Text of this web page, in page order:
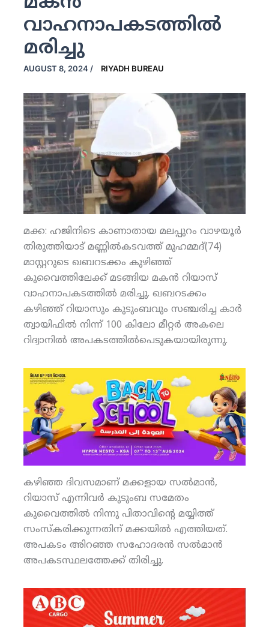
വാഹനാപകടത്തില്‍
മരിച്ചു
AUGUST 8, 2024 / RIYADH BUREAU
മക്ക: ഹജിനിടെ കാണാതായ മലപ്പുറം വാഴയൂര്‍
തിരുത്തിയാട് മണ്ണില്‍കടവത്ത് മുഹമ്മദ്(74)
മാസ്റ്ററുടെ ഖബറടക്കം കുഴിഞ്ഞ്
കുവൈത്തിലേക്ക് മടങ്ങിയ മകന്‍ റിയാസ്
വാഹനാപകടത്തില്‍ മരിച്ചു. ഖബറടക്കം
കഴിഞ്ഞ് റിയാസും കുടുംബവും സഞ്ചരിച്ച കാര്‍
ത്വായിഫില്‍ നിന്ന് 100 കിലോ മീറ്റര്‍ അകലെ
റിദ്വാനില്‍ അപകടത്തില്‍പെടുകയായിരുന്നു.
കഴിഞ്ഞ ദിവസമാണ് മക്കളായ സല്‍മാന്‍,
റിയാസ് എന്നിവര്‍ കുടുംബ സമേതം
കുവൈത്തില്‍ നിന്നു പിതാവിന്റെ മയ്യിത്ത്
സംസ്‌കരിക്കുന്നതിന് മക്കയില്‍ എത്തിയത്.
അപകടം അിറഞ്ഞ സഹോദരന്‍ സല്‍മാന്‍
അപകടസ്ഥലത്തേക്ക് തിരിച്ചു.